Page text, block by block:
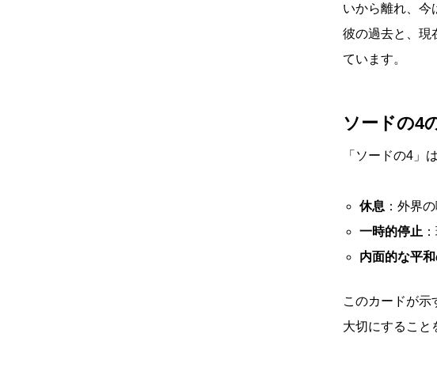
いから離れ、今
彼の過去と、現
ています。
ソードの4
「ソードの4」
休息 ：外界
一時的停止
内面的な平
このカードが示
大切にすること